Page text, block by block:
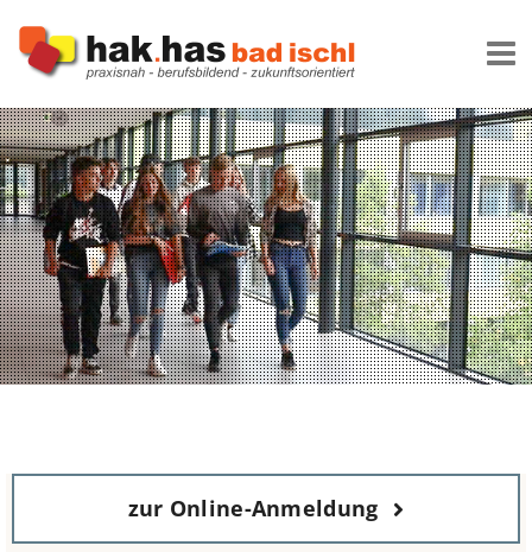
Inhalt
springen
zur Online-Anmeldung